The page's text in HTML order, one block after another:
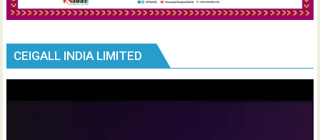
CEIGALL INDIA LIMITED